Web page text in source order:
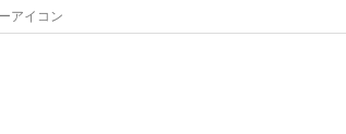
アイコン